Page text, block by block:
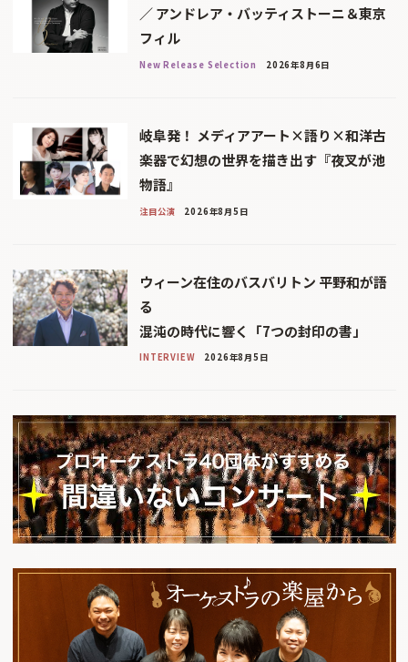
／ アンドレア・バッティストーニ＆東京
フィル
New Release Selection 2026年8月6日
岐阜発！ メディアアート×語り×和洋古
楽器で幻想の世界を描き出す『夜叉が池
物語』
注目公演 2026年8月5日
ウィーン在住のバスバリトン 平野和が語
る
混沌の時代に響く「7つの封印の書」
INTERVIEW 2026年8月5日